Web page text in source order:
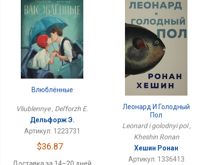
Влюблённые
Vliublennye , Del'forzh E.
Дельфорж Э.
Артикул: 1223731
$36.87
Леонард И Голодный
Пол
Leonard i golodnyi pol ,
Kheshin Ronan
Хешин Ронан
Артикул: 1336413